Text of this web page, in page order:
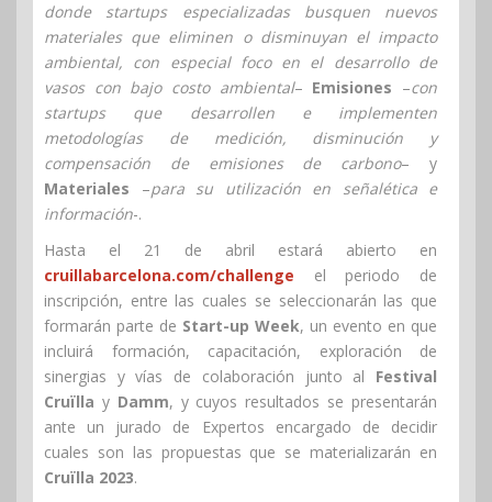
donde startups especializadas busquen nuevos
materiales que eliminen o disminuyan el impacto
ambiental, con especial foco en el desarrollo de
vasos con bajo costo ambiental– Emisiones –con
startups que desarrollen e implementen
metodologías de medición, disminución y
compensación de emisiones de carbono– y
Materiales –para su utilización en señalética e
información-.
Hasta el 21 de abril estará abierto en
cruillabarcelona.com/challenge el periodo de
inscripción, entre las cuales se seleccionarán las que
formarán parte de Start-up Week, un evento en que
incluirá formación, capacitación, exploración de
sinergias y vías de colaboración junto al Festival
Cruïlla y Damm, y cuyos resultados se presentarán
ante un jurado de Expertos encargado de decidir
cuales son las propuestas que se materializarán en
Cruïlla 2023.